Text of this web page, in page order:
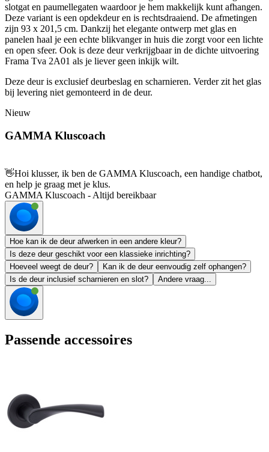
slotgat en paumellegaten waardoor je hem makkelijk kunt afhangen.
Deze variant is een opdekdeur en is rechtsdraaiend. De afmetingen
zijn 93 x 201,5 cm. Dankzij het elegante ontwerp met glas en
panelen haal je een echte blikvanger in huis die zorgt voor een lichte
en open sfeer. Ook is deze deur verkrijgbaar in de dichte uitvoering
Frama Tva 2A01 als je liever geen inkijk wilt.
Deze deur is exclusief deurbeslag en scharnieren. Verder zit het glas
bij levering niet gemonteerd in de deur.
Nieuw
GAMMA Kluscoach
👋Hoi klusser, ik ben de GAMMA Kluscoach, een handige chatbot,
en help je graag met je klus.
GAMMA Kluscoach - Altijd bereikbaar
Hoe kan ik de deur afwerken in een andere kleur?
Is deze deur geschikt voor een klassieke inrichting?
Hoeveel weegt de deur?
Kan ik de deur eenvoudig zelf ophangen?
Is de deur inclusief scharnieren en slot?
Andere vraag...
Passende accessoires